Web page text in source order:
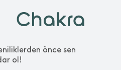
önce sen
ol!